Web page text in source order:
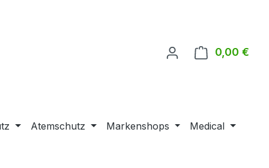
0,00 €
Atemschutz Markenshops
Medical